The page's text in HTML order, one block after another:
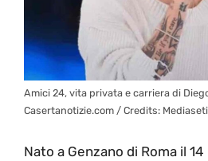
Amici 24, vita privata e carriera di
Casertanotizie.com / Credits:
Nato a Genzano di Roma il